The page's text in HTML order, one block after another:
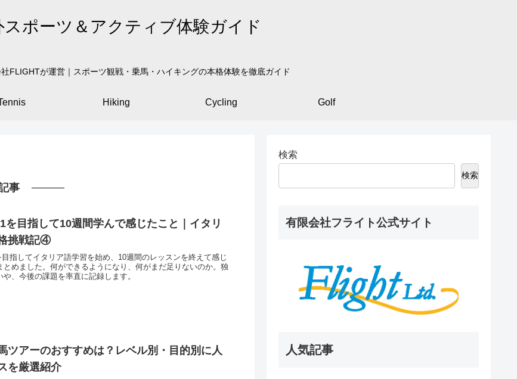
スポーツ＆アクティブ体験ガイド
FLIGHTが運営｜スポーツ観戦・乗馬・ハイキングの本格体験を徹底ガイド
Hiking Cycling Golf
事
を目指して10週間学んで感じたこと｜イタリ
挑戦記④
指してイタリア語学習を始め、10週間のレッスンを終えて感じ
とめました。何ができるようになり、何がまだ足りないのか。独
や、今後の課題を率直に記録します。
ツアーのおすすめは？レベル別・目的別に人
を厳選紹介
検索
検索
有限会社フライト公式サイト
人気記事